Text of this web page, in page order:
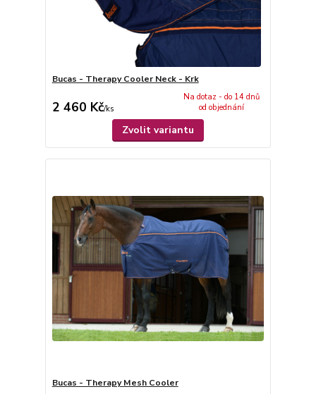
Bucas - Therapy Cooler Neck - Krk
2 460 Kč/ks
Na dotaz - do 14 dnů
od objednání
Zvolit variantu
Bucas - Therapy Mesh Cooler